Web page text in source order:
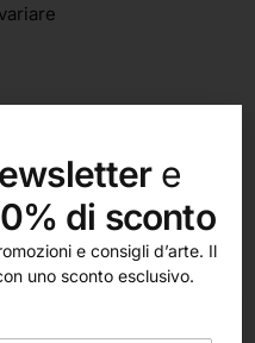
e
di sconto
e consigli d’arte. Il
uno sconto esclusivo.